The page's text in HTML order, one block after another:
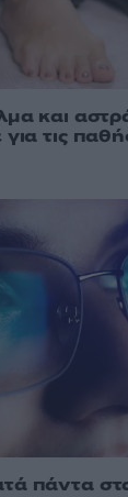
και
τις
πάντα